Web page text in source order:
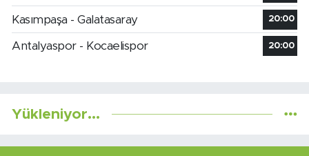
Kasımpaşa - Galatasaray 20:00
Antalyaspor - Kocaelispor 20:00
Yükleniyor...